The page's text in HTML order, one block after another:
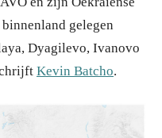
gelegen
Dyagilevo, Ivanovo
Kevin Batcho.